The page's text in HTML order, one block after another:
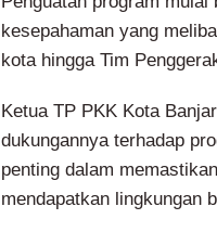
kesepahaman yang
kota hingga Tim
Ketua TP PKK Kota
dukungannya terhadap
penting dalam
mendapatkan lingkungan